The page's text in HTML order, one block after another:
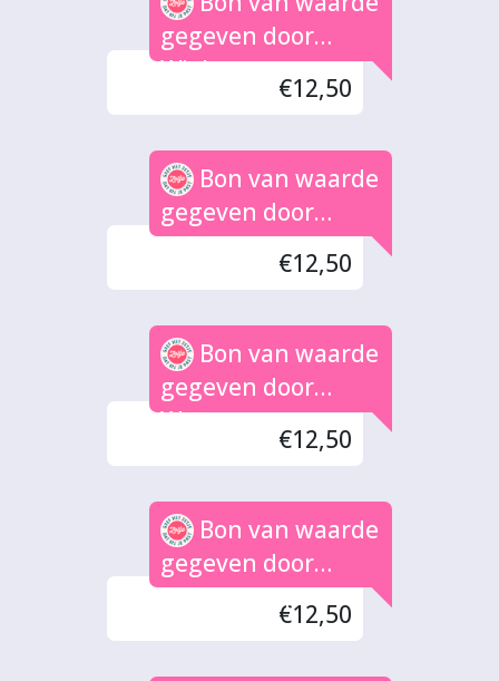
gegeven door
Wiebe
€12,50
Bon van waarde
gegeven door
Mieke en Bart
€12,50
Bon van waarde
gegeven door
Wouter
€12,50
Bon van waarde
gegeven door
Jurriens Appie
€12,50